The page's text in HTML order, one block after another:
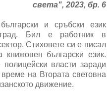
света", 2023, бр. 6
и сръбски език
Бил е работник в
Стиховете си е писал
български език.
власти заради
на Втората световна
движение.